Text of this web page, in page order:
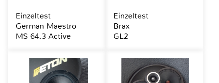
Einzeltest
German Maestro
MS 64.3 Active
Einzeltest
Brax
GL2